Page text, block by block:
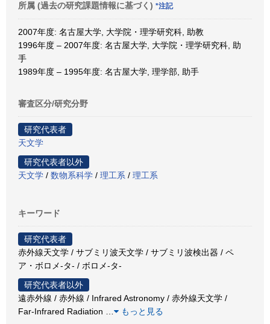
所属 (過去の研究課題情報に基づく) *注記
2007年度: 名古屋大学, 大学院・理学研究科, 助教
1996年度 – 2007年度: 名古屋大学, 大学院・理学研究科, 助
手
1989年度 – 1995年度: 名古屋大学, 理学部, 助手
審査区分/研究分野
研究代表者
天文学
研究代表者以外
天文学 / 数物系科学 / 理工系 / 理工系
キーワード
研究代表者
赤外線天文学 / サブミリ波天文学 / サブミリ波検出器 / ペ
ア・ボロメ-タ- / ボロメ-タ-
研究代表者以外
遠赤外線 / 赤外線 / Infrared Astronomy / 赤外線天文学 /
Far-Infrared Radiation
もっと見る